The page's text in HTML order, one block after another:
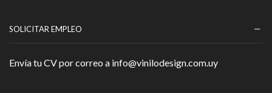
SOLICITAR EMPLEO
Envía tu CV por correo a info@vinilodesign.com.uy